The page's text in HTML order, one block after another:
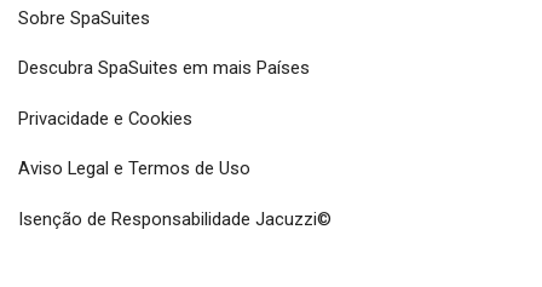
Sobre SpaSuites
Descubra SpaSuites em mais Países
Privacidade e Cookies
Aviso Legal e Termos de Uso
Isenção de Responsabilidade Jacuzzi©